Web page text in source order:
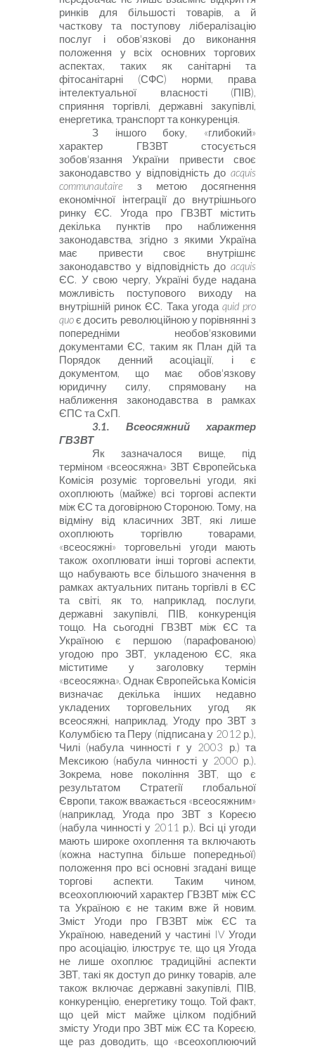
ринків для більшості товарів, а й
часткову та поступо­ву лібералізацію
послуг і обов'язкові до виконання
положення у всіх основних торгових
аспектах, таких як санітарні та
фітосанітарні (СФС) норми, права
інтелектуальної власності (ПІВ),
сприяння торгівлі, державні закупівлі,
енергетика, транспорт та конкуренція.
З іншого боку, «глибокий»
характер ГВЗВТ стосується
зобов'язання України привести своє
законодавство у відповідність до acquis
communautaire
з метою досягнення
економічної інтеграції до внутрішнього
ринку ЄС. Угода про ГВЗВТ містить
декілька пунктів про наближення
законодавства, згідно з якими Україна
має привести своє внутрішнє
законодавство у відповідність до acquis
ЄС. У свою чергу, Україні буде надана
можливість поступового виходу на
внутрішній ринок ЄС. Така угода quid pro
quoє досить революційною у порівнянні з
попередніми необов'язковими
документами ЄС, таким як План дій та
Порядок денний асоціації, і є
документом, що має обов'язкову
юридичну силу, спрямовану на
наближення законодавства в рамках
ЄПС та СхП.
3.1. Всеосяжний характер
ГВЗВТ
Як зазначалося вище, під
терміном «всеосяжна» ЗВТ Європейська
Комісія розуміє торговельні угоди, які
охоплюють (майже) всі торгові аспекти
між ЄС та договірною Стороною. Тому, на
відміну від класичних ЗВТ, які лише
охоплюють торгівлю товарами,
«всеосяжні» торговельні угоди мають
також охоплювати інші торгові аспекти,
що набувають все більшого значення в
рамках актуальних питань торгівлі в ЄС
та світі, як то, наприклад, послуги,
державні закупівлі, ПІВ, конкуренція
тощо. На сьогодні ГВЗВТ між ЄС та
Україною є першою (парафованою)
угодою про ЗВТ, укладеною ЄС, яка
міститиме у заголовку термін
«всеосяжна». Однак Європейська Комісія
визначає декілька інших недавно
укладених торговельних угод як
всеосяжні, наприклад, Угоду про ЗВТ з
Колумбією та Перу (підписана у 2012 р.),
Чилі (набула чинності г у 2003 р.) та
Мексикою (набула чинності у 2000 р.).
Зокрема, нове покоління ЗВТ, що є
результатом Стратегії глобальної
Європи, також вважається «всеосяжним»
(наприклад, Угода про ЗВТ з Кореєю
(набула чинності у 2011 р.). Всі ці угоди
мають широке охоплення та включа­ють
(кожна наступна більше попередньої)
положення про всі основні згадані вище
торгові аспекти. Таким чином,
всеохоплюючий характер ГВЗВТ між ЄС
та Україною є не таким вже й новим.
Зміст Угоди про ГВЗВТ між ЄС та
Україною, наведений у частині IV Угоди
про асоціацію, ілюструє те, що ця Угода
не лише охоплює традиційні аспекти
ЗВТ, такі як доступ до ринку товарів, але
також включає державні закупівлі, ПІВ,
конкуренцію, енергетику тощо. Той факт,
що цей міст майже цілком подібний
змісту Угоди про ЗВТ між ЄС та Кореєю,
ще раз доводить, що «всеохоплюючий